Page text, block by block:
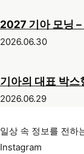
2027 기아 모닝
2026.06.30
기아의 대표 박
2026.06.29
일상 속 정보를 전하
Instagram